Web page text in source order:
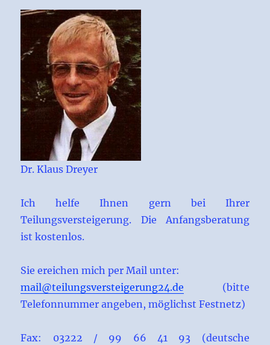
Dr. Klaus Dreyer
Ich helfe Ihnen gern bei Ihrer
Teilungsversteigerung. Die Anfangsberatung
ist kostenlos.
Sie ereichen mich per Mail unter:
mail@teilungsversteigerung24.de (bitte
Telefonnummer angeben, möglichst Festnetz)
Fax: 03222 / 99 66 41 93 (deutsche